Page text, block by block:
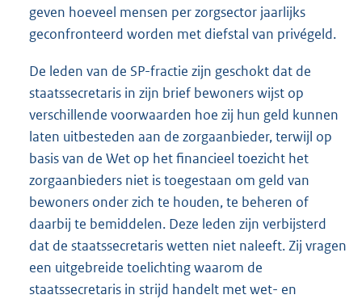
geven hoeveel mensen per zorgsector jaarlijks
geconfronteerd worden met diefstal van privégeld.
De leden van de SP-fractie zijn geschokt dat de
staatssecretaris in zijn brief bewoners wijst op
verschillende voorwaarden hoe zij hun geld kunnen
laten uitbesteden aan de zorgaanbieder, terwijl op
basis van de Wet op het financieel toezicht het
zorgaanbieders niet is toegestaan om geld van
bewoners onder zich te houden, te beheren of
daarbij te bemiddelen. Deze leden zijn verbijsterd
dat de staatssecretaris wetten niet naleeft. Zij vragen
een uitgebreide toelichting waarom de
staatssecretaris in strijd handelt met wet- en